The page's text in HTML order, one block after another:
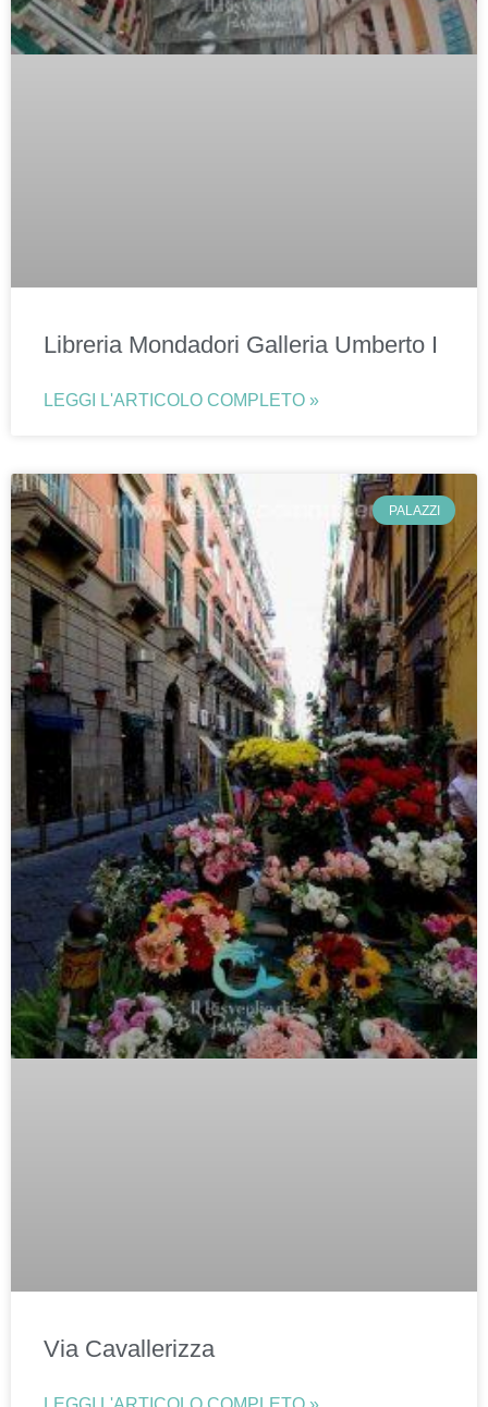
Libreria Mondadori Galleria Umberto I
LEGGI L'ARTICOLO COMPLETO »
PALAZZI
Via Cavallerizza